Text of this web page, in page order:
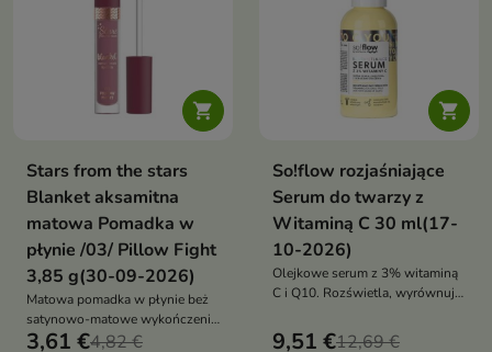

Stars from the stars
Blanket aksamitna
matowa Pomadka w
płynie /03/ Pillow Fight
3,85 g(30-09-2026)
Matowa pomadka w płynie beż
satynowo-matowe wykończenie
z brzoskwinią olejem
3,61 €4,82 €

So!flow rozjaśniające
Serum do twarzy z
Witaminą C 30 ml(17-
10-2026)
Olejkowe serum z 3% witaminą
C i Q10. Rozświetla, wyrównuje
Skóra pełna blasku, elastyczna i
9,51 €12,69 €